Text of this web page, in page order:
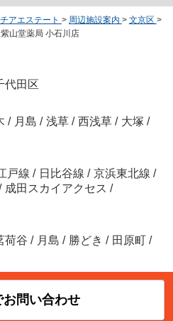
アエステート > 周辺施設案内 > 文京区 >
山堂薬局 小石川店
代田区
/ 月島 / 浅草 / 西浅草 / 大塚 /
戸線 / 日比谷線 / 京浜東北線 /
成田スカイアクセス /
荷谷 / 月島 / 勝どき / 田原町 /
お問い合わせ